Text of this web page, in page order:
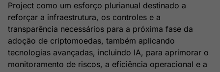
Project como um esforço plurianual destinado a
reforçar a infraestrutura, os controles e a
transparência necessários para a próxima fase da
adoção de criptomoedas, também aplicando
tecnologias avançadas, incluindo IA, para aprimorar o
monitoramento de riscos, a eficiência operacional e a